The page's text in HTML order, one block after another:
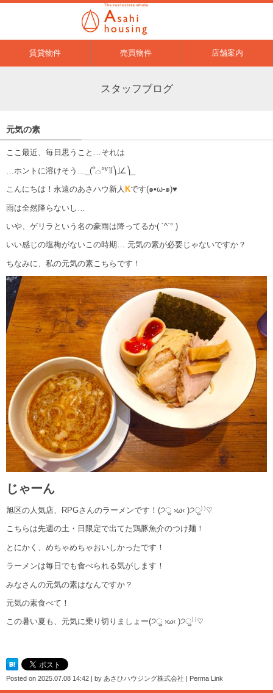
賃貸物件 売買物件 店舗案内
スタッフブログ
元気の素
ここ最近、毎日思うこと…それは
…ホントに溶けそう…_(՞⌓°꒷꒦⎞｣∠⎞_
こんにちは！永遠のあさハウ新人 Kです(๑•ω-๑)♥
雨は全然降らないし…
いや、ゲリラという名の豪雨は降ってるか( ´^`° )
いい感じの塩梅がないこの時期… 元気の素が必要じゃないですか？
ちなみに、私の元気の素こちらです！
じゃーん
旭区の人気店、RPGさんのラーメンです！(੭ु ›ω‹ )੭ु⁾⁾♡
こちらは先週の土・日限定で出てた鶏豚魚介のつけ麺！
とにかく、めちゃめちゃおいしかったです！
ラーメンは毎日でも食べられる気がします！
みなさんの元気の素はなんですか？
元気の素食べて！
この暑い夏も、元気に乗り切りましょー(੭ु ›ω‹ )੭ु⁾⁾♡
Posted on 2025.07.08 14:42 by あさひハウジング株式会社 Perma Link